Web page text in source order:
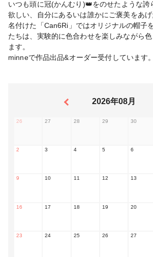
いつも頭に冠(かんむり)👑をのせたような誇
欲しい、自分にあるいは誰かにご褒美をあ
名付けた「Can6Ri」ではオリジナルの帽子
たちは、実験的に色合わせを楽しみながら
ます。
minneで作品出品&オーダー受付しています。
2026年08月
26 27 28 29 30
2 3 4 5 6
9 10 11 12 13
16 17 18 19 20
23 24 25 26 27